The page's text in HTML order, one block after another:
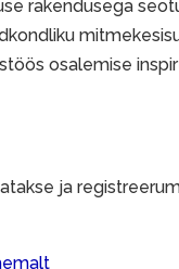
rakendusega
osalemise
ja